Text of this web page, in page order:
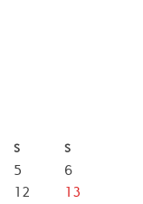
S S
5
6
12 13